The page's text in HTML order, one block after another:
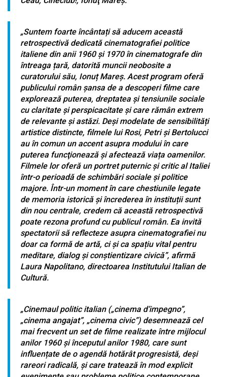
„Suntem foarte încântați să aducem această
retrospectivă dedicată cinematografiei politice
italiene din anii 1960 și 1970 în cinematografe din
întreaga țară, datorită muncii neobosite a
curatorului său, Ionuț Mareș. Acest program oferă
publicului român șansa de a descoperi filme care
explorează puterea, dreptatea și tensiunile sociale
cu claritate și perspicacitate și care rămân extrem
de relevante și astăzi. Deși modelate de sensibilități
artistice distincte, filmele lui Rosi, Petri și Bertolucci
au în comun un accent asupra modului în care
puterea funcţionează și afectează viața oamenilor.
Filmele lor oferă un portret puternic și critic al Italiei
într-o perioadă de schimbări sociale și politice
majore. Într-un moment în care chestiunile legate
de memoria istorică și încrederea în instituții sunt
din nou centrale, credem că această retrospectivă
poate rezona profund cu publicul român. Ea invită
spectatorii să reflecteze asupra cinematografiei nu
doar ca formă de artă, ci și ca spațiu vital pentru
meditare, dialog și conștientizare civică”, afirmă
Laura Napolitano, directoarea Institutului Italian de
Cultură.
„Cinemaul politic italian („cinema d’impegno”,
„cinema angajat”, „cinema civic”) desemnează cel
mai frecvent un set de filme realizate între mijlocul
anilor 1960 și începutul anilor 1980, care sunt
influențate de o agendă hotărât progresistă, deși
rareori radicală, și care tratează în mod explicit